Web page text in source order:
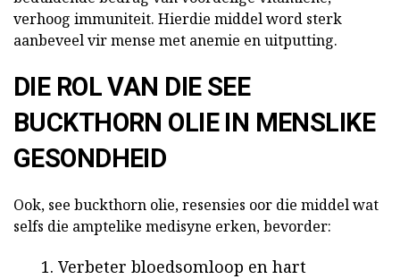
verhoog immuniteit. Hierdie middel word sterk
aanbeveel vir mense met anemie en uitputting.
DIE ROL VAN DIE SEE
BUCKTHORN OLIE IN MENSLIKE
GESONDHEID
Ook, see buckthorn olie, resensies oor die middel wat
selfs die amptelike medisyne erken, bevorder:
Verbeter bloedsomloop en hart